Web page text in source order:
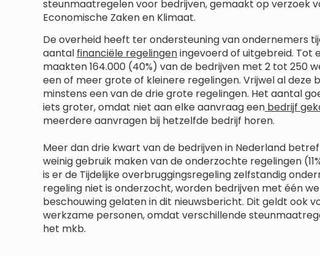
steunmaatregelen voor bedrijven, gemaakt op verzoek
Economische Zaken en Klimaat.
De overheid heeft ter ondersteuning van ondernemers
aantal financiële regelingeningevoerd of uitgebreid. Tot
maakten 164.000 (40%) van de bedrijven met 2 tot 250
een of meer grote of kleinere regelingen. Vrijwel al deze
minstens een van de drie grote regelingen. Het aantal
iets groter, omdat niet aan elke aanvraag een bedrijf
meerdere aanvragen bij hetzelfde bedrijf horen.
Meer dan drie kwart van de bedrijven in Nederland
weinig gebruik maken van de onderzochte regelingen
is er de Tijdelijke overbruggingsregeling zelfstandig
regeling niet is onderzocht, worden bedrijven met één
beschouwing gelaten in dit nieuwsbericht. Dit geldt ook
werkzame personen, omdat verschillende
het mkb.